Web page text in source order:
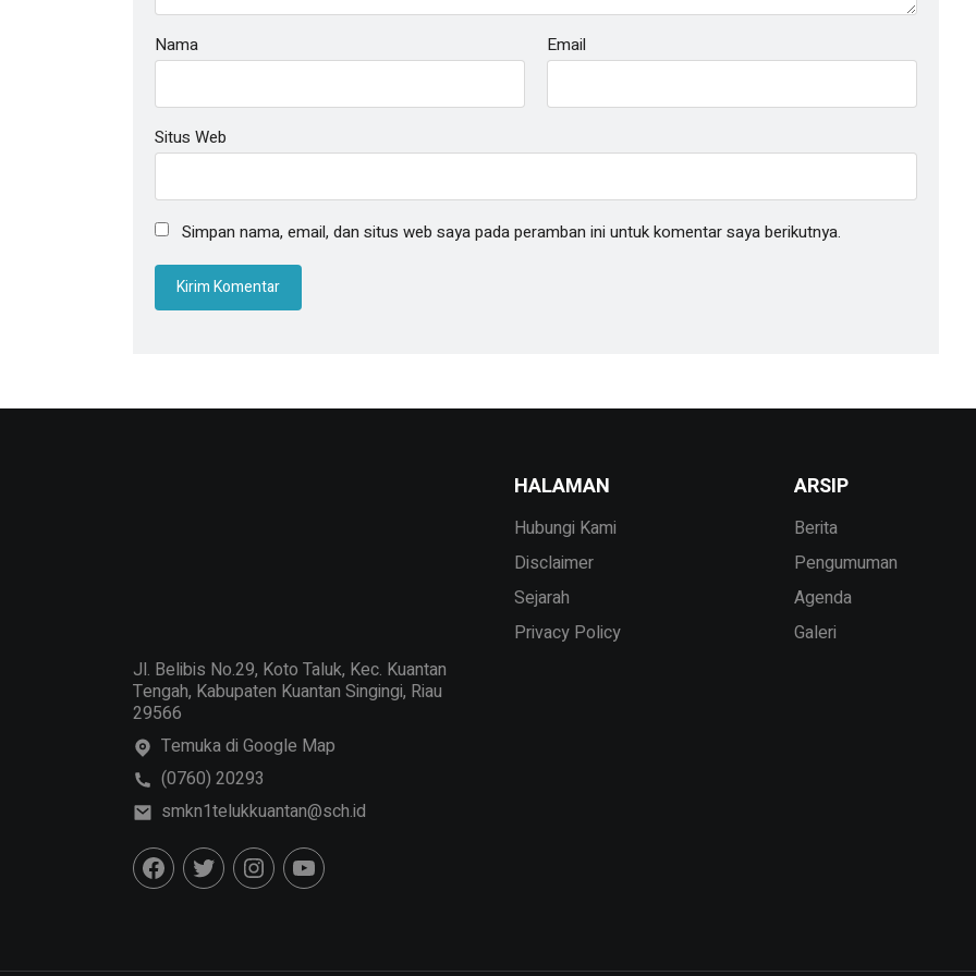
Nama Email
Situs Web
Simpan nama, email, dan situs web saya pada peramban ini untuk komentar saya berikutnya.
Jl. Belibis No.29, Koto Taluk, Kec. Kuantan
Tengah, Kabupaten Kuantan Singingi, Riau
29566
Temuka di Google Map
(0760) 20293
smkn1telukkuantan@sch.id
HALAMAN
Hubungi Kami
Disclaimer
Sejarah
Privacy Policy
ARSIP
Berita
Pengumuman
Agenda
Galeri